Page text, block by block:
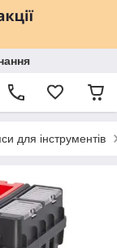
для інструментів